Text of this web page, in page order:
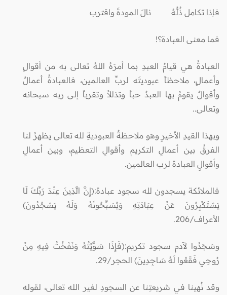
فإذا تكامل ذُلُّهُ نالَ المودةَ واقترب
فما معنى العبادة؟!
العبادةُ هي قيامُ العبدِ بما أمرَهُ اللهُ تعالى به من أقوالٍ
وأعمالٍ، ملاحظاً عبوديتَه لربِّ العالمين، فالعبادةُ أعمالٌ
وأقوالٌ يقومُ بها العبدُ حباً وتذللاً وتقرباً إلى ربه سبحانه
وتعالى..
وبهذا القيدِ الأخيرِ وهو ملاحظةُ العبوديةِ لله تعالى يظهرُ لنا
الفرقُ بين أعمالِ التكريم وأقوالِ التعظيم، وبين أعمالِ
وأقوالِِ العبادة لرب العالمين.
فالملائكة يسجدون لله سجود عبادة:(إِنَّ الَّذِينَ عِنْدَ رَبِّكَ لَا
يَسْتَكْبِرُونَ عَنْ عِبَادَتِهِ وَيُسَبِّحُونَهُ وَلَهُ يَسْجُدُونَ)
الأعراف/206.
وسَجَدُوا لآدم سجود تكريم:(فَإِذَا سَوَّيْتُهُ وَنَفَخْتُ فِيهِ مِنْ
رُوحِي فَقَعُوا لَهُ سَاجِدِينَ) الحجر/29.
وقد نُهينا في شريعتِنا عن السجودِ لغير الله تعالى، لقوله